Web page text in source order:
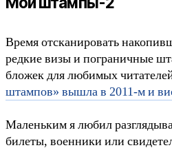
Время отсканировать
редкие визы и пограничные
бложек для любимых
штампов» вышла в 2011-м и
Маленьким я любил
билеты, военники или